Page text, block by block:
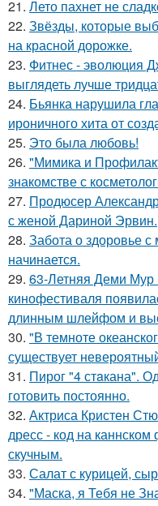
21. Лето пахнет не
22. Звёзды, которые
на красной дорожке.
23. Фитнес - эволюция
выглядеть лучше
24. Бьянка нарушила
ироничного хита от
25. Это была любовь!
26. "Мимика и
знакомстве с
27. Продюсер
с женой Дариной Эрвин.
28. Забота о здоровье
начинается.
29. 63-Летняя Деми Мур
кинофестиваля
длинным шлейфом и
30. "В темноте
существует
31. Пирог "4 стaкана".
готовить постоянно.
32. Актриса Кристен
дресс - код на
скучным.
33. Салат с курицей,
34. "Маска, я Тебя не